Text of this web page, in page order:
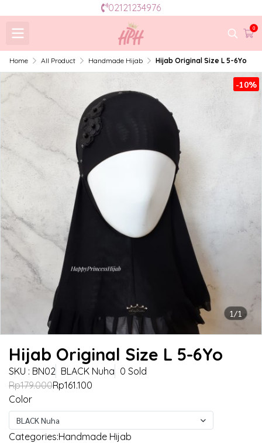
02121234976
0
Home All Product Handmade Hijab Hijab Original Size L 5-6Yo
1/1
-10%
Hijab Original Size L 5-6Yo
SKU : BN02 BLACK Nuha 0 Sold
Rp179.000Rp161.100
Color
BLACK Nuha
Categories:Handmade Hijab